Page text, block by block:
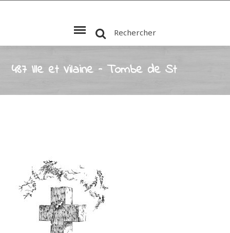
Rechercher
487 Ille et Vilaine – Tombe de St